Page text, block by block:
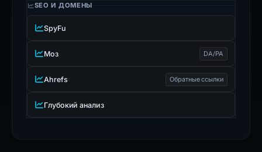
SEO И ДОМЕНЫ
SpyFu
Моз DA/PA
Ahrefs Обратные ссылки
Глубокий анализ